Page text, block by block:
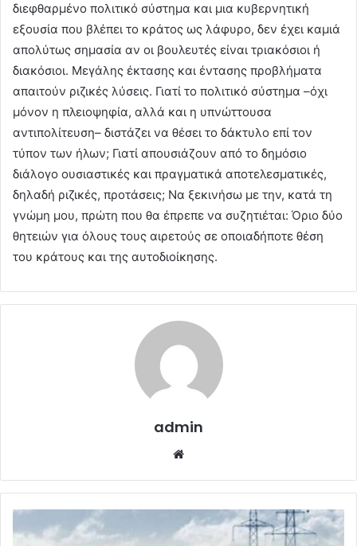
διεφθαρμένο πολιτικό σύστημα και μια κυβερνητική
εξουσία που βλέπει το κράτος ως λάφυρο, δεν έχει καμιά
απολύτως σημασία αν οι βουλευτές είναι τριακόσιοι ή
διακόσιοι. Μεγάλης έκτασης και έντασης προβλήματα
απαιτούν ριζικές λύσεις. Γιατί το πολιτικό σύστημα –όχι
μόνον η πλειοψηφία, αλλά και η υπνώττουσα
αντιπολίτευση– διστάζει να θέσει το δάκτυλο επί τον
τύπον των ήλων; Γιατί απουσιάζουν από το δημόσιο
διάλογο ουσιαστικές και πραγματικά αποτελεσματικές,
δηλαδή ριζικές, προτάσεις; Να ξεκινήσω με την, κατά τη
γνώμη μου, πρώτη που θα έπρεπε να συζητιέται: Όριο δύο
θητειών για όλους τους αιρετούς σε οποιαδήποτε θέση
του κράτους και της αυτοδιοίκησης.
admin